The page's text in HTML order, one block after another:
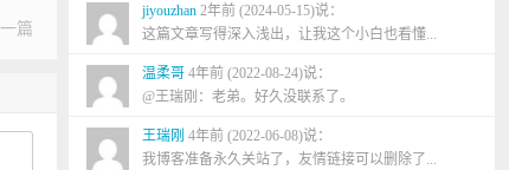
篇
jiyouzhan 2年前 (2024-05-15)说：
这篇文章写得深入浅出，让我这个小白也看懂...
温柔哥 4年前 (2022-08-24)说：
@王瑞刚：老弟。好久没联系了。
王瑞刚 4年前 (2022-06-08)说：
我博客准备永久关站了，友情链接可以删除了...